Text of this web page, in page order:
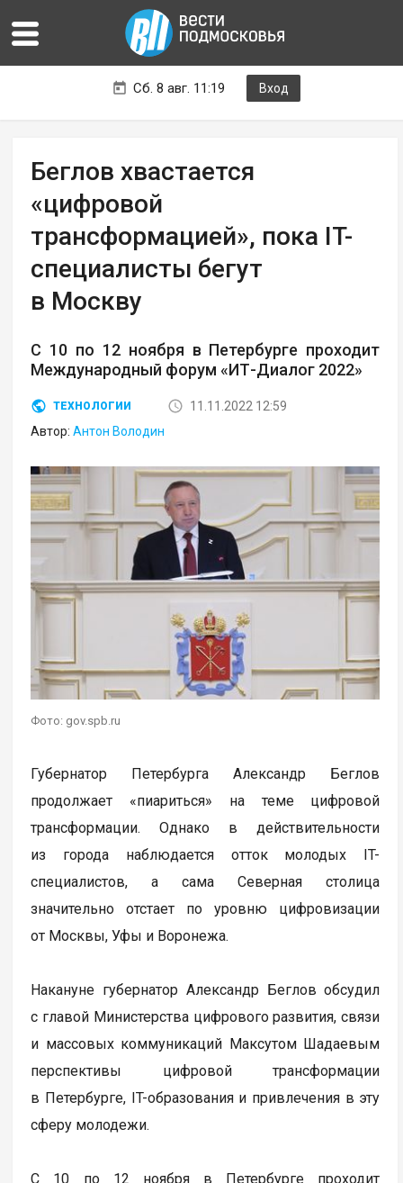
Сб. 8 авг. 11:19 Вход
Беглов хвастается
«цифровой
трансформацией», пока IT-
специалисты бегут
в Москву
С 10 по 12 ноября в Петербурге проходит
Международный форум «ИТ-Диалог 2022»
ТЕХНОЛОГИИ
11.11.2022 12:59
Автор:Антон Володин
Фото: gov.spb.ru
Губернатор Петербурга Александр Беглов
продолжает «пиариться» на теме цифровой
трансформации. Однако в действительности
из города наблюдается отток молодых IT-
специалистов, а сама Северная столица
значительно отстает по уровню цифровизации
от Москвы, Уфы и Воронежа.
Накануне губернатор Александр Беглов обсудил
с главой Министерства цифрового развития, связи
и массовых коммуникаций Максутом Шадаевым
перспективы цифровой трансформации
в Петербурге, IT-образования и привлечения в эту
сферу молодежи.
С 10 по 12 ноября в Петербурге проходит